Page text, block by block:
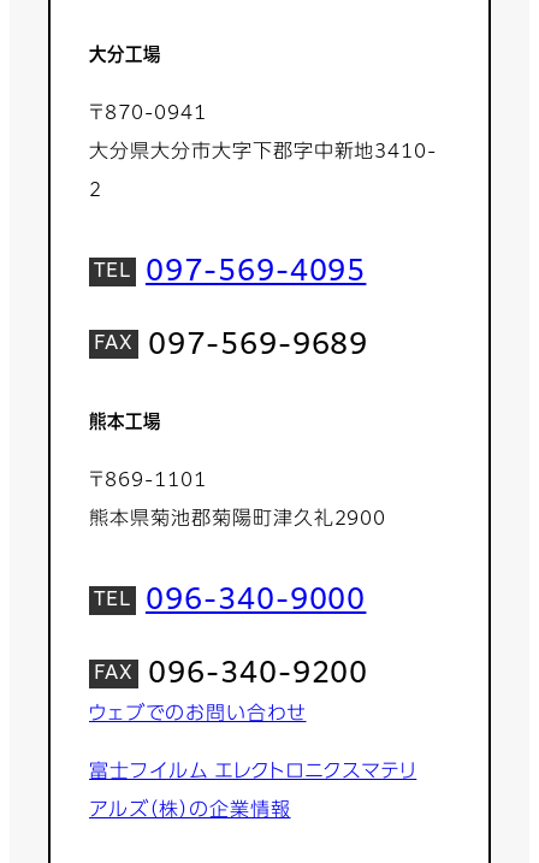
大分工場
〒870-0941
大分県大分市大字下郡字中新地3410-
2
097-569-4095
097-569-9689
熊本工場
〒869-1101
熊本県菊池郡菊陽町津久礼2900
096-340-9000
096-340-9200
ウェブでのお問い合わせ
富士フイルム エレクトロニクスマテリ
アルズ（株）の企業情報